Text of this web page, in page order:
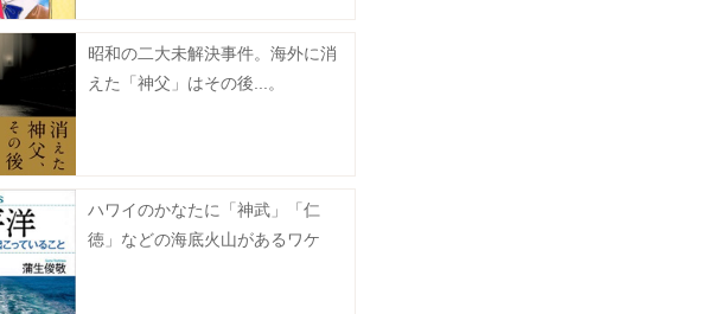
昭和の二大未解決事件。海外に消
えた「神父」はその後...。
ハワイのかなたに「神武」「仁
徳」などの海底火山があるワケ